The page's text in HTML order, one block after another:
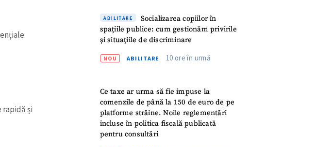
rapidă și
ABILITARE
Socializarea copiilor în
spațiile publice: cum gestionăm privirile
și situațiile de discriminare
NOU ABILITARE 10 ore în urmă
Ce taxe ar urma să fie impuse la
comenzile de până la 150 de euro de pe
platforme străine. Noile reglementări
incluse în politica fiscală publicată
pentru consultări
+ Numele meu